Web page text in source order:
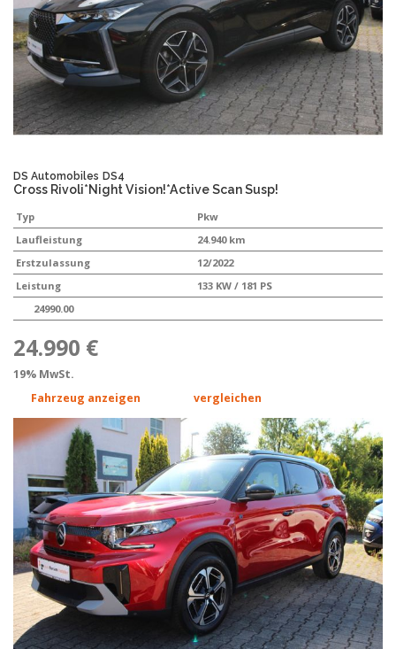
DS Automobiles DS4
Cross Rivoli*Night Vision!*Active Scan Susp!
Typ
Pkw
Laufleistung
24.940 km
Erstzulassung
12/2022
Leistung
133 KW / 181 PS
24990.00
24.990 €
19% MwSt.
Fahrzeug anzeigen
vergleichen